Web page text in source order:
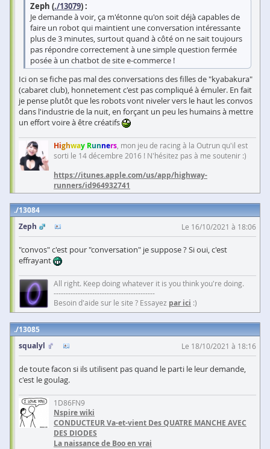
Zeph (./13079) :
Je demande à voir, ça m'étonne qu'on soit déjà capables de
faire un robot qui maintient une conversation intéressante
plus de 3 minutes, surtout quand à côté on ne sait toujours
pas répondre correctement à une simple question fermée
posée à un chatbot de site e-commerce !
Ici on se fiche pas mal des conversations des filles de "kyabakura"
(cabaret club), honnetement c'est pas compliqué à émuler. En fait
je pense plutôt que les robots vont niveler vers le haut les convos
dans l'industrie de la nuit, en forçant un peu les humains à mettre
un effort voire à être créatifs
Highway Runners , mon jeu de racing à la Outrun qu'il est
sorti le 14 décembre 2016 ! N'hésitez pas à me soutenir :)
https://itunes.apple.com/us/app/highway-
runners/id964932741
13084
Zeph
Le 16/10/2021 à 18:06
"convos" c'est pour "conversation" je suppose ? Si oui, c'est
effrayant
All right. Keep doing whatever it is you think you're doing.
------------------------------------------
Besoin d'aide sur le site ? Essayez par ici :)
13085
squalyl
Le 18/10/2021 à 18:16
de toute facon si ils utilisent pas quand le parti le leur demande,
c'est le goulag.
1D86FN9
Nspire wiki
CONDUCTEUR Va-et-vient Des QUATRE MANCHE AVEC
DES DIODES
La naissance de Boo en vrai